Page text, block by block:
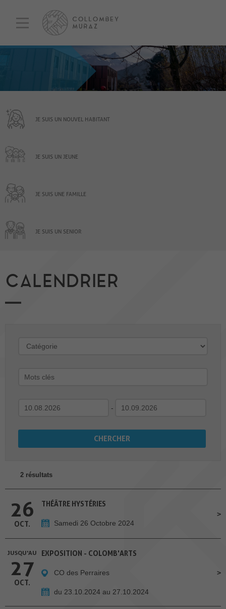
JE SUIS UN NOUVEL HABITANT
JE SUIS UN JEUNE
JE SUIS UNE FAMILLE
JE SUIS UN SENIOR
CALENDRIER
-
2 résultats
26
OCT.
THÉÂTRE HYSTÉRIES
Samedi 26 Octobre 2024
JUSQU'AU
27
OCT.
EXPOSITION - COLOMB'ARTS
CO des Perraires
du 23.10.2024 au 27.10.2024